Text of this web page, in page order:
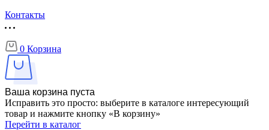
Контакты
0 Корзина
Ваша корзина пуста
Исправить это просто: выберите в каталоге интересующий
товар и нажмите кнопку «В корзину»
Перейти в каталог